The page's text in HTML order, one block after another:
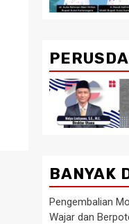
BANYAK
Pengembalian
Wajar dan